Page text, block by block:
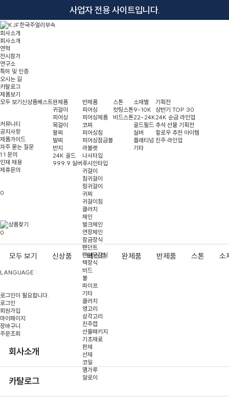
사업자 전용 사이트입니다.
회사소개
회사소개
연혁
전시참가
연구소
특허 및 인증
오시는 길
카탈로그
제품보기
모두 보기신상품베스트완제품
귀걸이
피어싱
목걸이
팔찌
발찌
반지
24K 골드
999.9 실버
반제품
피어싱
피어싱제품
코찌
피어싱침
피어싱잠금볼
라블렛
나사타입
푸시인타입
귀걸이
침귀걸이
링귀걸이
귀찌
귀걸이침
클러치
체인
벌크체인
연장체인
잠금장식
펜던트
펜던트장식
택장식
비드
볼
파이프
기타
클러치
영고리
삼각고리
진주캡
선물패키지
기초재료
판재
선재
코일
땜가루
알로이
스톤
컷팅스톤
비드스톤
소재별
9-10K
22-24K
골드필드
실버
플래티넘
기타
기획전
상반기 TOP 30
24K 순금 라인업
추석 선물 기획전
할로우 추천 아이템
진주 라인업
커뮤니티
공지사항
제품가이드
자주 묻는 질문
1:1 문의
인재 채용
제휴문의
0
0
모두 보기 신상품 베스트 완제품 반제품 스톤 소
LANGUAGE :
로그인이 필요합니다.
로그인
회원가입
마이페이지
장바구니
주문조회
회사소개
카탈로그